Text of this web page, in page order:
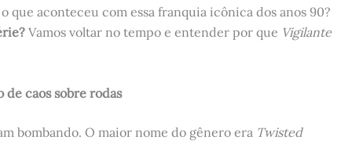
que aconteceu com essa franquia icônica dos anos 90?
Vamos voltar no tempo e entender por que Vigilante
caos sobre rodas
bombando. O maior nome do gênero era Twisted